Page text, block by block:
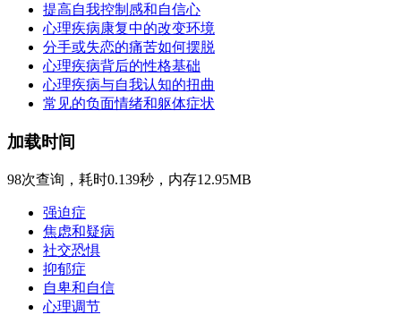
提高自我控制感和自信心
心理疾病康复中的改变环境
分手或失恋的痛苦如何摆脱
心理疾病背后的性格基础
心理疾病与自我认知的扭曲
常见的负面情绪和躯体症状
加载时间
98次查询，耗时0.139秒，内存12.95MB
强迫症
焦虑和疑病
社交恐惧
抑郁症
自卑和自信
心理调节